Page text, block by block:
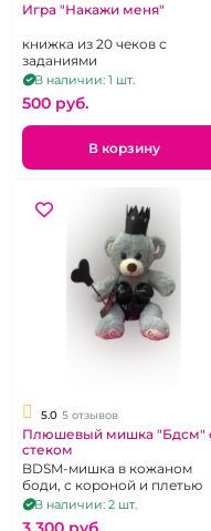
Игра "Накажи меня"
книжка из 20 чеков с
заданиями
В наличии: 1 шт.
500 pуб.
В корзину
5.0 5 отзывов
Плюшевый мишка "Бдсм"
стеком
BDSM-мишка в кожаном
боди, с короной и плетью
В наличии: 2 шт.